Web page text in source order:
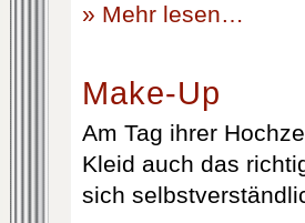
» Mehr lesen…
Make-Up
Am Tag ihrer
Kleid auch das
sich